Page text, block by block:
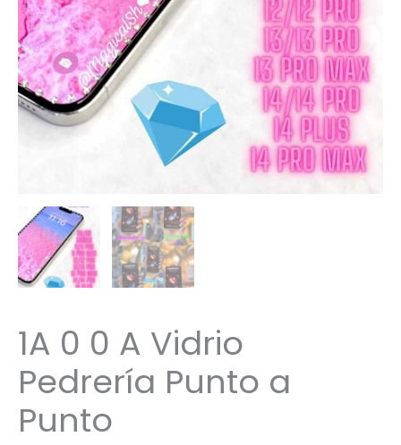
1A 0 0 A Vidrio
Pedrería Punto a
Punto